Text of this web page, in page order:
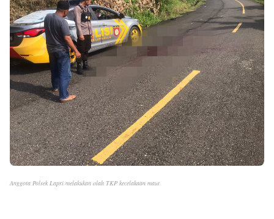
Anggota Polsek Lapri melakukan olah TKP kecelakaan maut